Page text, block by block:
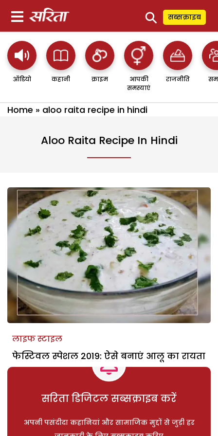
⚲ सब्सक्राइब
ऑडियो कहानी क्राइम
आपकी
समस्याएं
राजनीति
Home » aloo raita recipe in hindi
Aloo Raita Recipe In Hindi
लाइफ स्टाइल
फेस्टिवल स्पेशल 2019: ऐसे बनाएं आलू का रायता
सरिता डिजिटल सब्सक्राइब करें
अपनी पसंदीदा कहानियां और सामाजिक मुद्दों से जुड़ी हर